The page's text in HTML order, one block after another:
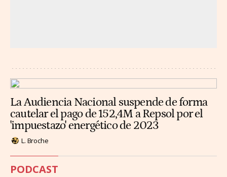
La Audiencia Nacional suspende de forma
cautelar el pago de 152,4M a Repsol por el
'impuestazo' energético de 2023
L. Broche
PODCAST